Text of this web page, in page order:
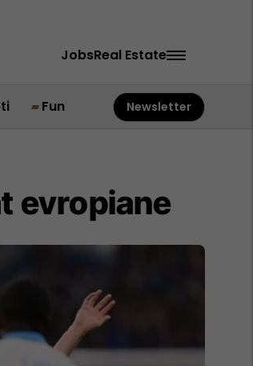
JobsReal Estate
Fun Newsletter
evropiane